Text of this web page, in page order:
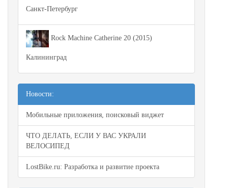
Санкт-Петербург
Rock Machine Catherine 20 (2015)
Калининград
Новости:
Мобильные приложения, поисковый виджет
ЧТО ДЕЛАТЬ, ЕСЛИ У ВАС УКРАЛИ
ВЕЛОСИПЕД
LostBike.ru: Разработка и развитие проекта